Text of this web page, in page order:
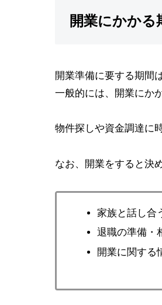
開業にかかる
開業準備に要する期間
一般的には、開業にか
物件探しや資金調達に
なお、開業をすると決
家族と話し合
退職の準備・
開業に関する